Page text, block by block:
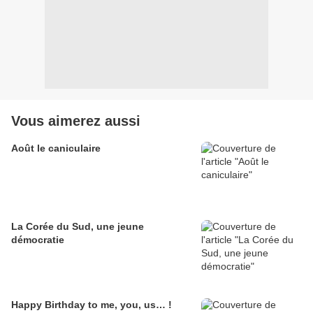
Vous aimerez aussi
Août le caniculaire
La Corée du Sud, une jeune
démocratie
Happy Birthday to me, you, us… !